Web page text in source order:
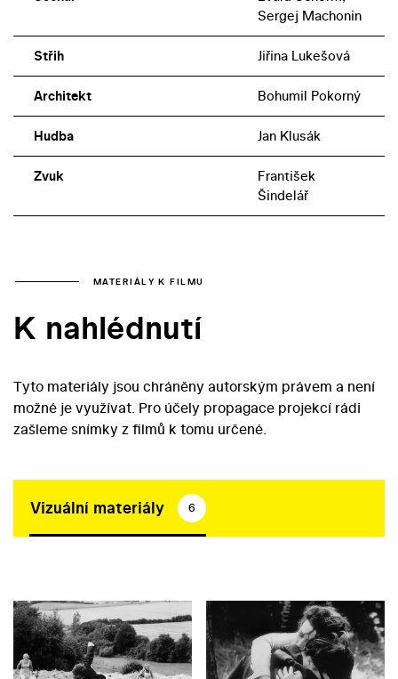
Sergej Machonin
Střih Jiřina Lukešová
Architekt Bohumil Pokorný
Hudba Jan Klusák
Zvuk
František
Šindelář
MATERIÁLY K FILMU
K nahlédnutí
Tyto materiály jsou chráněny autorským právem a není
možné je využívat. Pro účely propagace projekcí rádi
zašleme snímky z filmů k tomu určené.
Vizuální materiály 6